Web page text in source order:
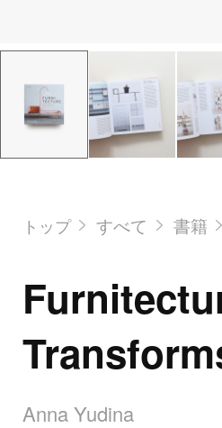
トップ すべて 書籍
Anna Yudina